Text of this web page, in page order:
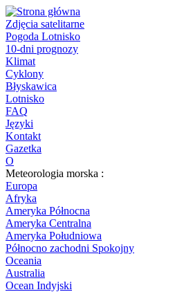
Zdjęcia satelitarne
Pogoda Lotnisko
10-dni prognozy
Klimat
Cyklony
Błyskawica
Lotnisko
FAQ
Języki
Kontakt
Gazetka
O
Meteorologia morska :
Europa
Afryka
Ameryka Północna
Ameryka Centralna
Ameryka Południowa
Północno zachodni Spokojny
Oceania
Australia
Ocean Indyjski